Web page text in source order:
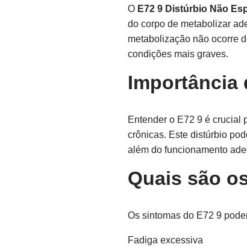
O E72 9 Distúrbio Não
do corpo de metabolizar
metabolização não ocorre
condições mais graves.
Importância
Entender o E72 9 é crucial
crônicas. Este distúrbio
além do funcionamento
Quais são
Os sintomas do E72 9
Fadiga excessiva